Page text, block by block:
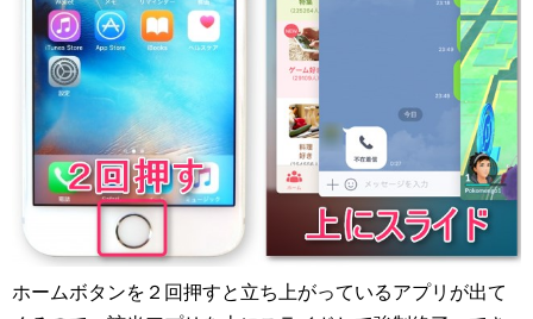
ホームボタンを２回押すと立ち上がっているアプリが出て